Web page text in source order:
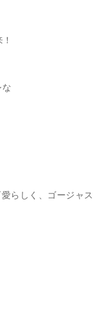
らしく、ゴージャ